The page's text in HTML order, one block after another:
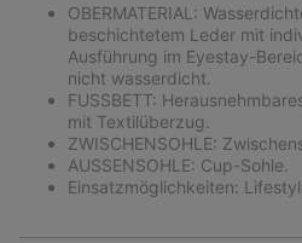
OBERMATERIAL:
beschichtetem Leder mit
Ausführung im Eyestay-
nicht wasserdicht.
FUSSBETT:
mit Textilüberzug.
ZWISCHENSOHLE:
AUSSENSOHLE: Cup-Sohle.
Einsatzmöglichkeiten: